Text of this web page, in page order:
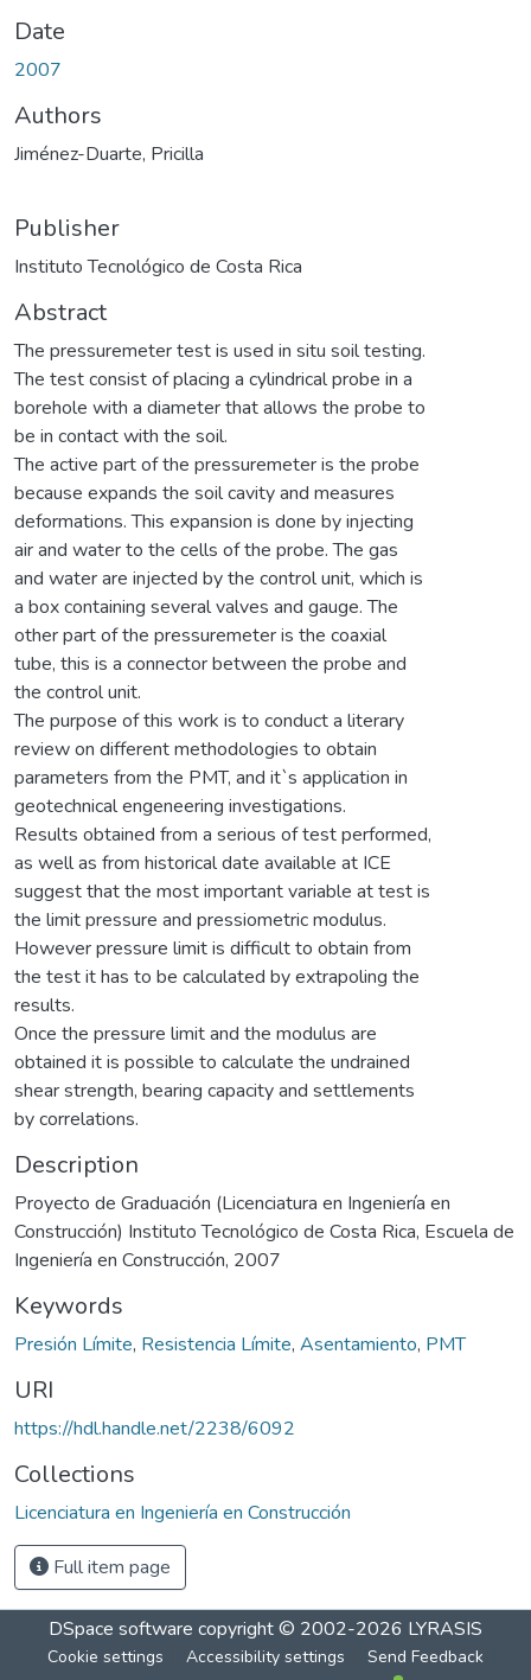
Date
2007
Authors
Jiménez-Duarte, Pricilla
Publisher
Instituto Tecnológico de Costa Rica
Abstract
The pressuremeter test is used in situ soil testing.
The test consist of placing a cylindrical probe in a
borehole with a diameter that allows the probe to
be in contact with the soil.
The active part of the pressuremeter is the probe
because expands the soil cavity and measures
deformations. This expansion is done by injecting
air and water to the cells of the probe. The gas
and water are injected by the control unit, which is
a box containing several valves and gauge. The
other part of the pressuremeter is the coaxial
tube, this is a connector between the probe and
the control unit.
The purpose of this work is to conduct a literary
review on different methodologies to obtain
parameters from the PMT, and it`s application in
geotechnical engeneering investigations.
Results obtained from a serious of test performed,
as well as from historical date available at ICE
suggest that the most important variable at test is
the limit pressure and pressiometric modulus.
However pressure limit is difficult to obtain from
the test it has to be calculated by extrapoling the
results.
Once the pressure limit and the modulus are
obtained it is possible to calculate the undrained
shear strength, bearing capacity and settlements
by correlations.
Description
Proyecto de Graduación (Licenciatura en Ingeniería en
Construcción) Instituto Tecnológico de Costa Rica, Escuela de
Ingeniería en Construcción, 2007
Keywords
Presión Límite, Resistencia Límite, Asentamiento, PMT
URI
https://hdl.handle.net/2238/6092
Collections
Licenciatura en Ingeniería en Construcción
Full item page
DSpace software copyright © 2002-2026 LYRASIS
Cookie settings Accessibility settings Send Feedback